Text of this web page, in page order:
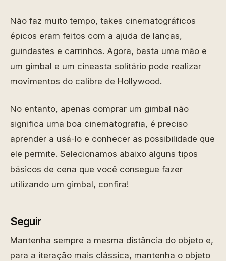
Não faz muito tempo, takes cinematográficos
épicos eram feitos com a ajuda de lanças,
guindastes e carrinhos. Agora, basta uma mão e
um gimbal e um cineasta solitário pode realizar
movimentos do calibre de Hollywood.
No entanto, apenas comprar um gimbal não
significa uma boa cinematografia, é preciso
aprender a usá-lo e conhecer as possibilidade que
ele permite. Selecionamos abaixo alguns tipos
básicos de cena que você consegue fazer
utilizando um gimbal, confira!
Seguir
Mantenha sempre a mesma distância do objeto e,
para a iteração mais clássica, mantenha o objeto